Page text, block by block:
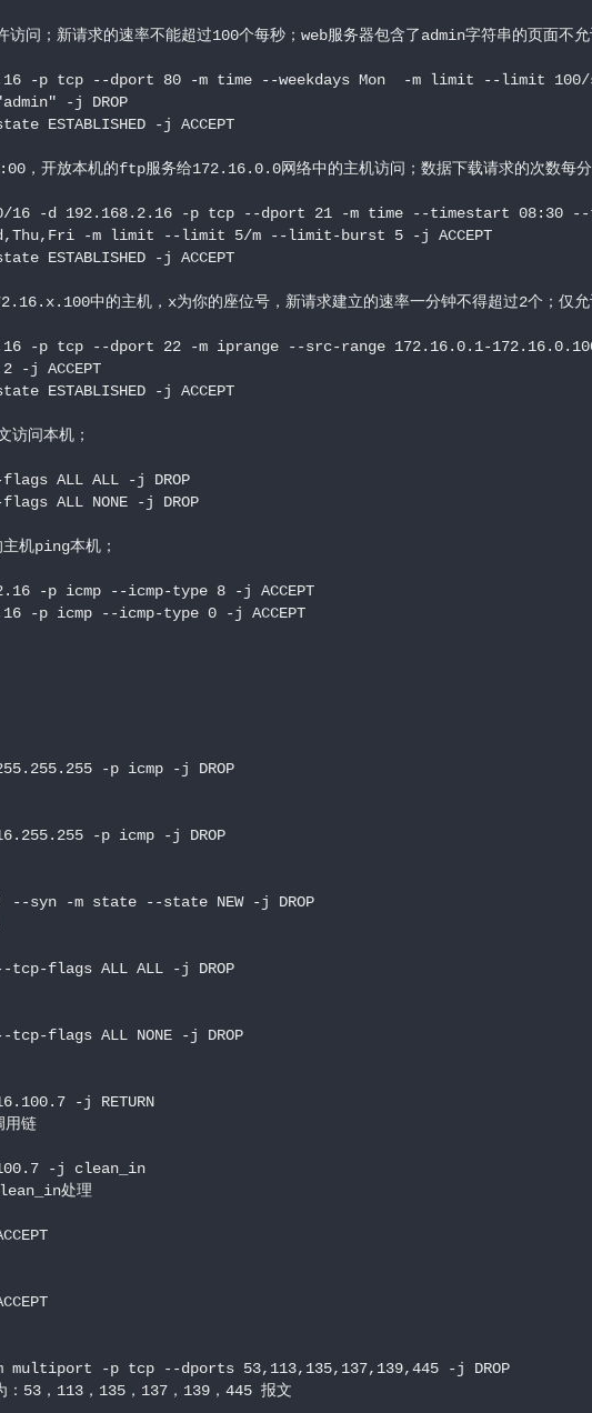
访问；新请求的速率不能超过100个每秒；web服务器包含了admin字符串的页面不
-p tcp --dport 80 -m time --weekdays Mon  -m limit --limit 100/
-j DROP
ESTABLISHED -j ACCEPT
，开放本机的ftp服务给172.16.0.0网络中的主机访问；数据下载请求的次数每
16 -d 192.168.2.16 -p tcp --dport 21 -m time --timestart 08:30
-m limit --limit 5/m --limit-burst 5 -j ACCEPT
ESTABLISHED -j ACCEPT
中的主机，x为你的座位号，新请求建立的速率一分钟不得超过2个；仅允
-p tcp --dport 22 -m iprange --src-range 172.16.0.1-
ACCEPT
ESTABLISHED -j ACCEPT
访问本机；
ALL ALL -j DROP
ALL NONE -j DROP
机ping本机；
-p icmp --icmp-type 8 -j ACCEPT
-p icmp --icmp-type 0 -j ACCEPT
-p icmp -j DROP
-p icmp -j DROP
-m state --state NEW -j DROP
flags ALL ALL -j DROP
flags ALL NONE -j DROP
-j RETURN
链
-j clean_in
处理
multiport -p tcp --dports 53,113,135,137,139,445 -j DROP
53，113，135，137，139，445 报文